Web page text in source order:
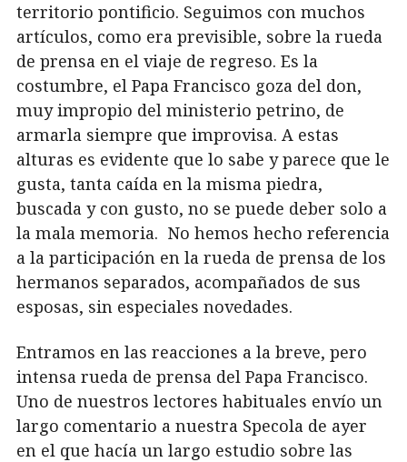
territorio pontificio. Seguimos con muchos
artículos, como era previsible, sobre la rueda
de prensa en el viaje de regreso. Es la
costumbre, el Papa Francisco goza del don,
muy impropio del ministerio petrino, de
armarla siempre que improvisa. A estas
alturas es evidente que lo sabe y parece que le
gusta, tanta caída en la misma piedra,
buscada y con gusto, no se puede deber solo a
la mala memoria. No hemos hecho referencia
a la participación en la rueda de prensa de los
hermanos separados, acompañados de sus
esposas, sin especiales novedades.
Entramos en las reacciones a la breve, pero
intensa rueda de prensa del Papa Francisco.
Uno de nuestros lectores habituales envío un
largo comentario a nuestra Specola de ayer
en el que hacía un largo estudio sobre las